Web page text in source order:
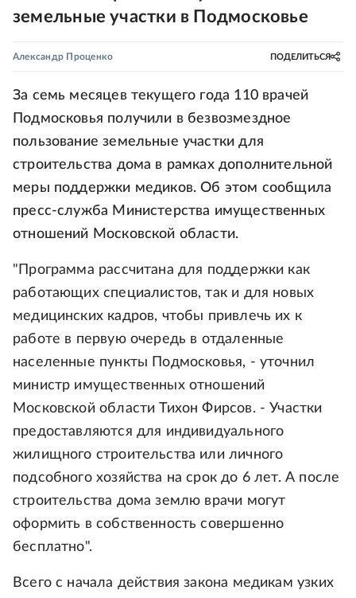
земельные участки в Подмосковье
Александр Проценко ПОДЕЛИТЬСЯ
За семь месяцев текущего года 110 врачей
Подмосковья получили в безвозмездное
пользование земельные участки для
строительства дома в рамках дополнительной
меры поддержки медиков. Об этом сообщила
пресс-служба Министерства имущественных
отношений Московской области.
"Программа рассчитана для поддержки как
работающих специалистов, так и для новых
медицинских кадров, чтобы привлечь их к
работе в первую очередь в отдаленные
населенные пункты Подмосковья, - уточнил
министр имущественных отношений
Московской области Тихон Фирсов. - Участки
предоставляются для индивидуального
жилищного строительства или личного
подсобного хозяйства на срок до 6 лет. А после
строительства дома землю врачи могут
оформить в собственность совершенно
бесплатно".
Всего с начала действия закона медикам узких